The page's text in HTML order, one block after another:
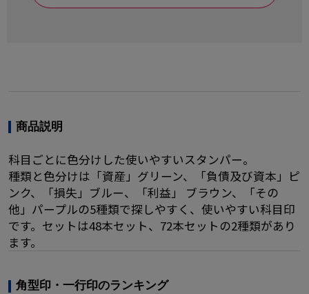
商品説明
科目ごとに色分けした使いやすいスタンパー。
種類と色分けは「資産」グリーン、「負債及び資本」ピ
ンク、「損失」ブルー、「利益」 ブラウン、「その
他」パープルの5種類で探しやすく、使いやすい科目印
です。セットは48本セット、72本セットの2種類があり
ます。
角型印・一行印のランキング